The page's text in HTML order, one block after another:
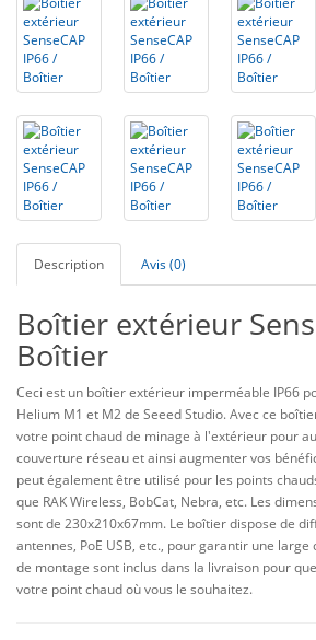
Description Avis (0)
Boîtier extérieur
Boîtier
Ceci est un boîtier extérieur imperméable IP66
Helium M1 et M2 de Seeed Studio. Avec ce
votre point chaud de minage à l'extérieur pour
couverture réseau et ainsi augmenter vos
peut également être utilisé pour les points
que RAK Wireless, BobCat, Nebra, etc. Les
sont de 230x210x67mm. Le boîtier dispose de
antennes, PoE USB, etc., pour garantir une
de montage sont inclus dans la livraison pour
votre point chaud où vous le souhaitez.